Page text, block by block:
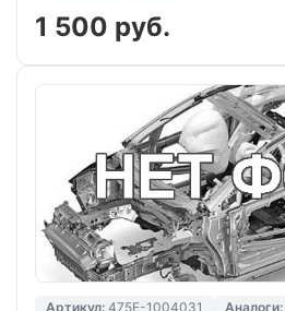
1 500 руб.
Артикул: 475E-1004031 Аналоги: